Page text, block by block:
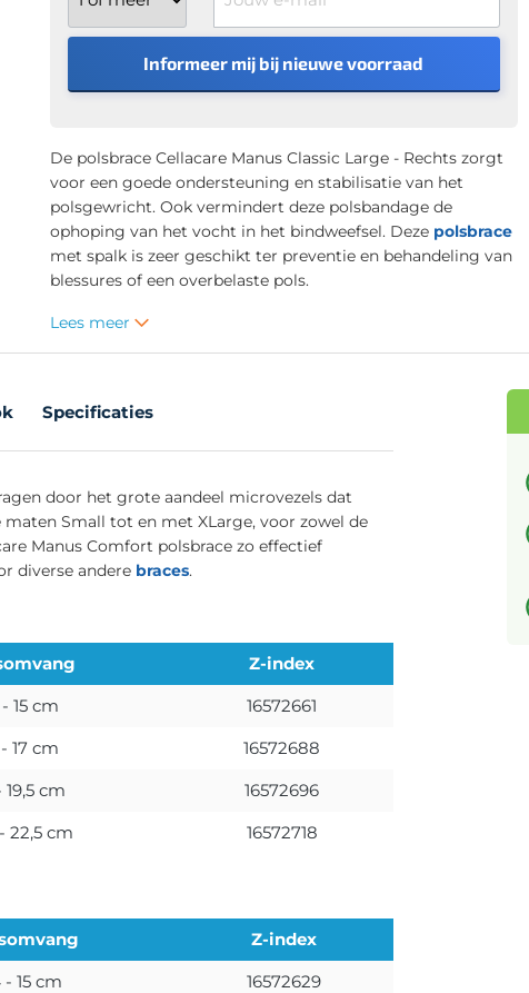
Informeer mij bij nieuwe voorraad
De polsbrace Cellacare Manus Classic Large - Rechts zorgt
voor een goede ondersteuning en stabilisatie van het
polsgewricht. Ook vermindert deze polsbandage de
ophoping van het vocht in het bindweefsel. Deze polsbrace
met spalk is zeer geschikt ter preventie en behandeling van
blessures of een overbelaste pols.
Lees meer
Specificaties
door het grote aandeel microvezels dat
Small tot en met XLarge, voor zowel de
Manus Comfort polsbrace zo effectief
diverse andere braces.
Z-index
15 cm
16572661
- 17 cm
16572688
19,5 cm
16572696
22,5 cm 16572718
Z-index
- 15 cm
16572629